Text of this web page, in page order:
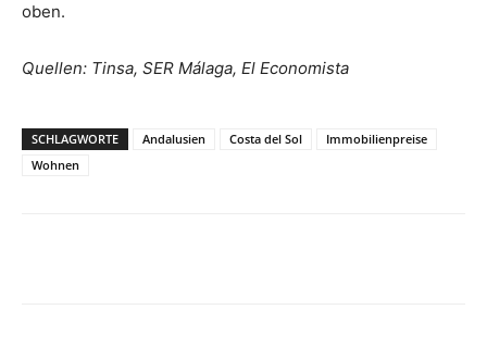
oben.
Quellen: Tinsa, SER Málaga, El Economista
SCHLAGWORTE Andalusien Costa del Sol
Immobilienpreise
Wohnen